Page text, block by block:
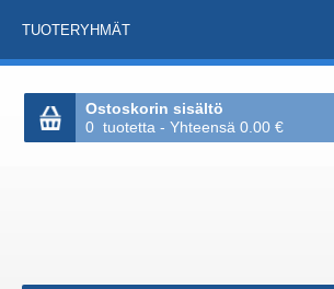
TUOTERYHMÄT
Ostoskorin sisältö
0 tuotetta - Yhteensä 0.00 €